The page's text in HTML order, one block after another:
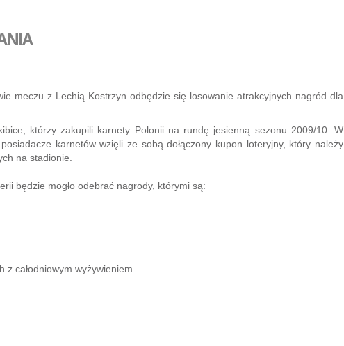
meczu z Lechią Kostrzyn odbędzie się losowanie atrakcyjnych nagród dla
którzy zakupili karnety Polonii na rundę jesienną sezonu 2009/10. W
karnetów wzięli ze sobą dołączony kupon loteryjny, który należy
na stadionie.
będzie mogło odebrać nagrody, którymi są:
całodniowym wyżywieniem.